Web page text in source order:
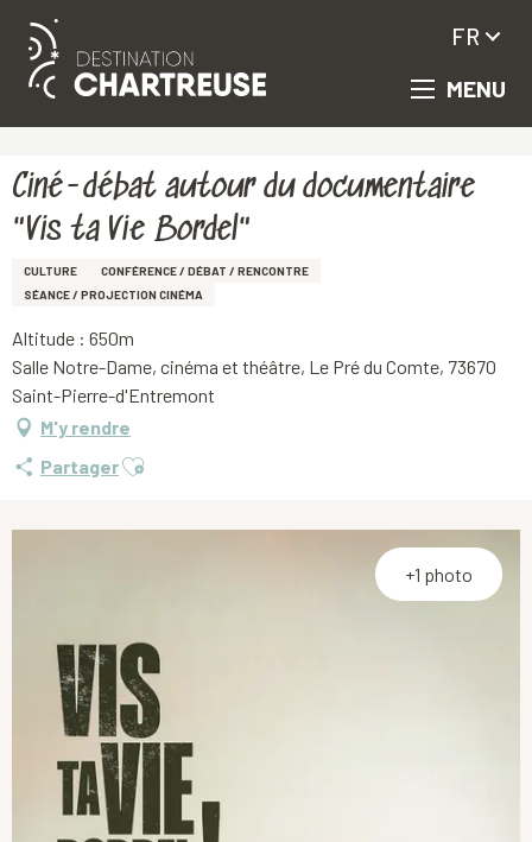
Aller
principal
MENU
FR
Ciné-débat autour du documentaire
"Vis ta Vie Bordel"
CULTURE
CONFÉRENCE / DÉBAT / RENCONTRE
SÉANCE / PROJECTION CINÉMA
Altitude : 650m
Salle Notre-Dame, cinéma et théâtre, Le Pré du Comte, 73670
Saint-Pierre-d'Entremont
M'y rendre
PartagerAjouter aux favoris
+1 photo